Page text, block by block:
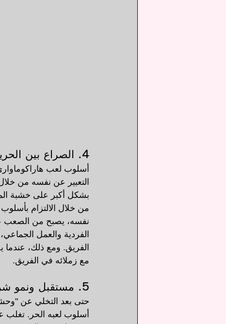
4. الصراع بين الحرية والوحدة في كرة القدم
أسلوب لعب
التعبير عن نفسه من
بشكل أكبر على خشبة
من خلال الالتزام
نفسه، يصبح من الصعب
الفردية والعمل
الفريق. ومع ذلك، عندما
مع زملائه في الفريق.
5. مستقبل ونمو شركة Horaku
حتى بعد التخلي عن
أسلوب لعبه الحر. تغلب